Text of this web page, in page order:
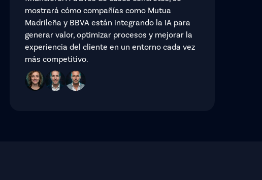
mostrará cómo compañías como Mutua
Madrileña y BBVA están integrando la IA para
generar valor, optimizar procesos y mejorar la
experiencia del cliente en un entorno cada vez
más competitivo.